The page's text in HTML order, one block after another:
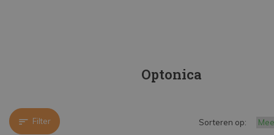
Optonica
Filter Sorteren op: